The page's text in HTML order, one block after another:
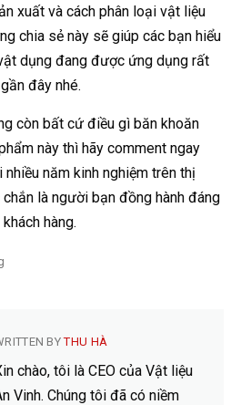
xuất và cách phân loại vật liệu
chia sẻ này sẽ giúp các bạn hiểu
dụng đang được ứng dụng rất
đây nhé.
còn bất cứ điều gì băn khoăn
này thì hãy comment ngay
năm kinh nghiệm trên thị
là người bạn đồng hành đáng
hàng.
BYTHU HÀ
chào, tôi là CEO của Vật liệu
Vinh. Chúng tôi đã có niềm